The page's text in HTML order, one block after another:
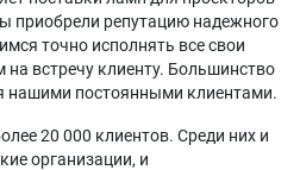
приобрели репутацию надежного
точно исполнять все свои
на встречу клиенту. Большинство
нашими постоянными клиентами.
20 000 клиентов. Среди них и
организации, и